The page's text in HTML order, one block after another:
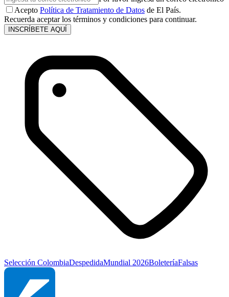
Acepto Política de Tratamiento de Datos de El País.
Recuerda aceptar los términos y condiciones para continuar.
INSCRÍBETE AQUÍ
Selección ColombiaDespedidaMundial 2026BoleteríaFalsas